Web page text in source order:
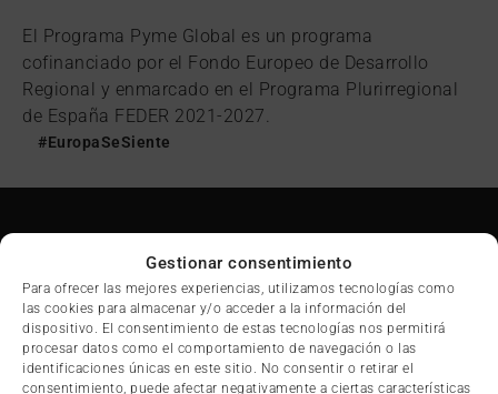
Gestionar consentimiento
Para ofrecer las mejores experiencias, utilizamos tecnologías como
las cookies para almacenar y/o acceder a la información del
dispositivo. El consentimiento de estas tecnologías nos permitirá
procesar datos como el comportamiento de navegación o las
identificaciones únicas en este sitio. No consentir o retirar el
consentimiento, puede afectar negativamente a ciertas características
El Programa Pyme Global es un programa
cofinanciado por el Fondo Europeo de Desarrollo
Regional y enmarcado en el Programa Plurirregional
de España FEDER 2021-2027.
#EuropaSeSiente
Calle Dinamarca 4, 45005 Toledo